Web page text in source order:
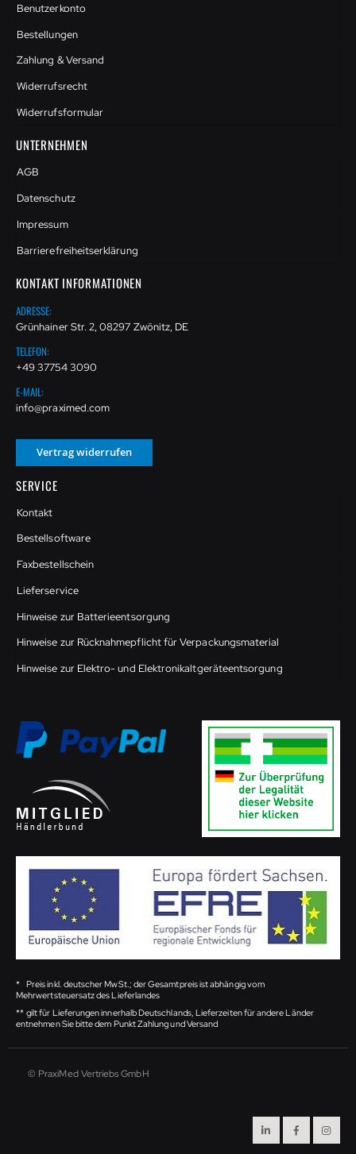
Benutzerkonto
Bestellungen
Zahlung & Versand
Widerrufsrecht
Widerrufsformular
UNTERNEHMEN
AGB
Datenschutz
Impressum
Barrierefreiheitserklärung
KONTAKT INFORMATIONEN
ADRESSE:
Grünhainer Str. 2, 08297 Zwönitz, DE
TELEFON:
+49 37754 3090
E-MAIL:
info@praximed.com
Vertrag widerrufen
SERVICE
Kontakt
Bestellsoftware
Faxbestellschein
Lieferservice
Hinweise zur Batterieentsorgung
Hinweise zur Rücknahmepflicht für Verpackungsmaterial
Hinweise zur Elektro- und Elektronikaltgeräteentsorgung
* Preis inkl. deutscher MwSt.; der Gesamtpreis ist abhängig vom
Mehrwertsteuersatz des Lieferlandes
** gilt für Lieferungen innerhalb Deutschlands, Lieferzeiten für andere Länder
entnehmen Sie bitte dem Punkt Zahlung und Versand
© PraxiMed Vertriebs GmbH